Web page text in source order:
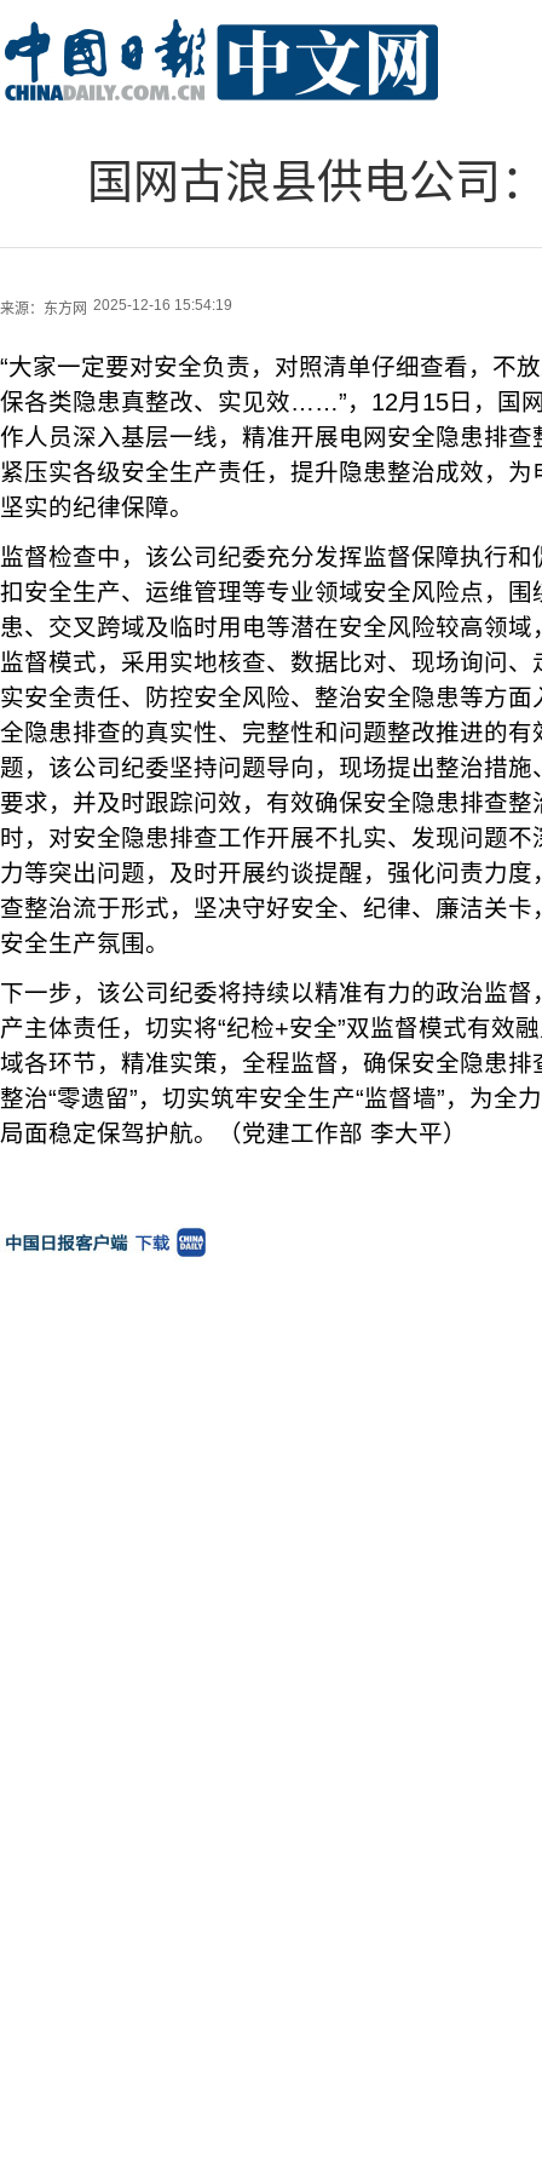
国网古浪县供电公司
来源： 东方网 2025-12-16 15:54:19
“大家一定要对安全负责，对照清单仔细查看，不
保各类隐患真整改、实见效……”，12月15日，国
作人员深入基层一线，精准开展电网安全隐患排
紧压实各级安全生产责任，提升隐患整治成效，
坚实的纪律保障。
监督检查中，该公司纪委充分发挥监督保障执行
扣安全生产、运维管理等专业领域安全风险点，
患、交叉跨域及临时用电等潜在安全风险较高领域
监督模式，采用实地核查、数据比对、现场询问
实安全责任、防控安全风险、整治安全隐患等方
全隐患排查的真实性、完整性和问题整改推进的
题，该公司纪委坚持问题导向，现场提出整治措
要求，并及时跟踪问效，有效确保安全隐患排查
时，对安全隐患排查工作开展不扎实、发现问题
力等突出问题，及时开展约谈提醒，强化问责力
查整治流于形式，坚决守好安全、纪律、廉洁关
安全生产氛围。
下一步，该公司纪委将持续以精准有力的政治监
产主体责任，切实将“纪检+安全”双监督模式有效
域各环节，精准实策，全程监督，确保安全隐患排
整治“零遗留”，切实筑牢安全生产“监督墙”，为全
局面稳定保驾护航。（党建工作部 李大平）